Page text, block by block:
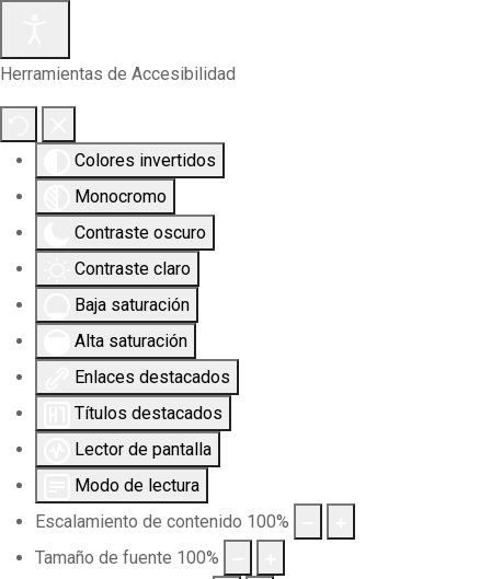
Herramientas de Accesibilidad
Colores invertidos
Monocromo
Contraste oscuro
Contraste claro
Baja saturación
Alta saturación
Enlaces destacados
Títulos destacados
Lector de pantalla
Modo de lectura
Escalamiento de contenido 100%
Tamaño de fuente 100%